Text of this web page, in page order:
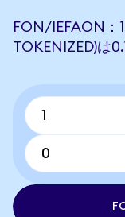
FON/IEFAON：
TOKENIZED)は